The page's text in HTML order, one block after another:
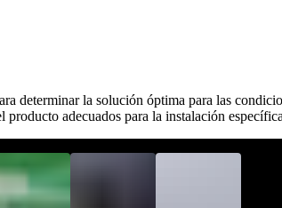
determinar la solución óptima para las
adecuados para la instalación